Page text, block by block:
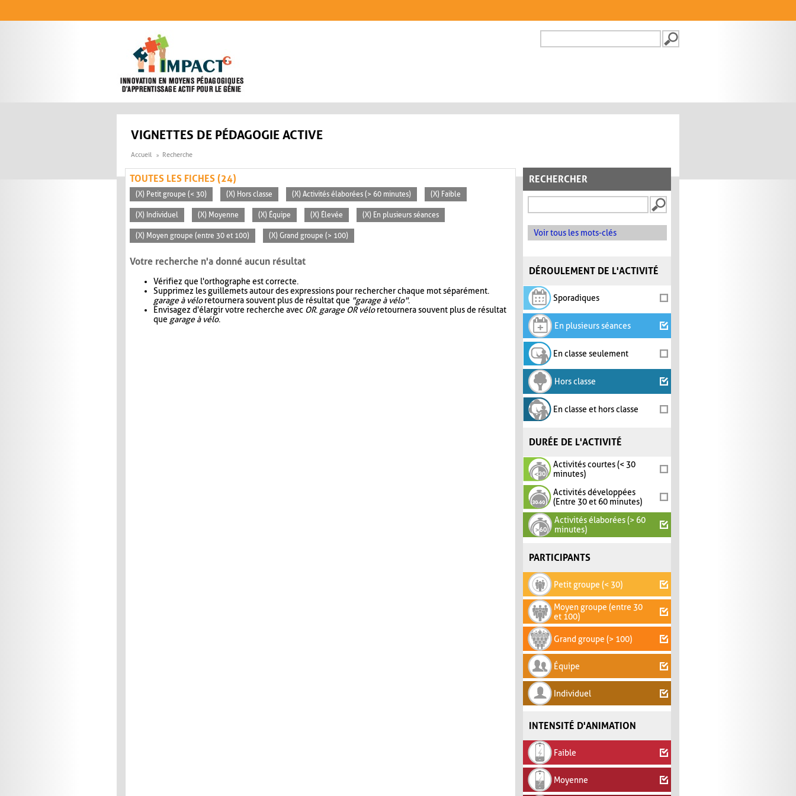
FORMULAIRE DE
VIGNETTES DE PÉDAGOGIE ACTIVE
Accueil Recherche
RECHERCHER
Voir tous les mots-clés
DÉROULEMENT DE L'ACTIVITÉ
Sporadiques
En plusieurs séances
En classe seulement
Hors classe
En classe et hors classe
DURÉE DE L'ACTIVITÉ
Activités courtes (< 30
minutes)
Activités développées
(Entre 30 et 60 minutes)
Activités élaborées (> 60
minutes)
PARTICIPANTS
Petit groupe (< 30)
Moyen groupe (entre 30
et 100)
Grand groupe (> 100)
Équipe
Individuel
INTENSITÉ D'ANIMATION
Faible
Moyenne
TOUTES LES FICHES (24)
(X) Petit groupe (< 30) (X) Hors classe (X) Activités élaborées (> 60 minutes) (X) Faible
(X) Individuel (X) Moyenne (X) Équipe (X) Élevée (X) En plusieurs séances
(X) Moyen groupe (entre 30 et 100) (X) Grand groupe (> 100)
Votre recherche n'a donné aucun résultat
Vérifiez que l'orthographe est correcte.
Supprimez les guillemets autour des expressions pour rechercher chaque mot séparément.
garage à véloretournera souvent plus de résultat que "garage à vélo".
Envisagez d'élargir votre recherche avec OR. garage OR véloretournera souvent plus de résultat
que garage à vélo.